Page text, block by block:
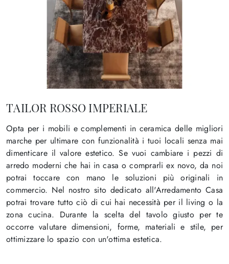
TAILOR ROSSO IMPERIALE
Opta per i mobili e complementi in ceramica delle migliori
marche per ultimare con funzionalità i tuoi locali senza mai
dimenticare il valore estetico. Se vuoi cambiare i pezzi di
arredo moderni che hai in casa o comprarli ex novo, da noi
potrai toccare con mano le soluzioni più originali in
commercio. Nel nostro sito dedicato all'Arredamento Casa
potrai trovare tutto ciò di cui hai necessità per il living o la
zona cucina. Durante la scelta del tavolo giusto per te
occorre valutare dimensioni, forme, materiali e stile, per
ottimizzare lo spazio con un'ottima estetica.